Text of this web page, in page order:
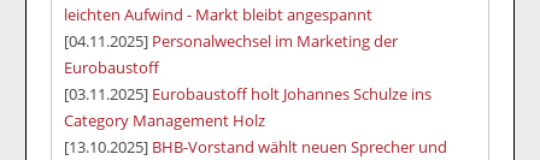
leichten Aufwind - Markt bleibt angespannt
[04.11.2025] Personalwechsel im Marketing der
Eurobaustoff
[03.11.2025] Eurobaustoff holt Johannes Schulze ins
Category Management Holz
[13.10.2025] BHB-Vorstand wählt neuen Sprecher und